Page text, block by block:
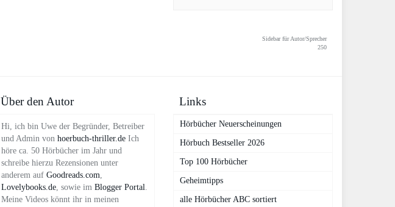
Sidebar für Autor/Sprecher
250
Über den Autor
Hi, ich bin Uwe der Begründer, Betreiber
und Admin von hoerbuch-thriller.de Ich
höre ca. 50 Hörbücher im Jahr und
schreibe hierzu Rezensionen unter
anderem auf Goodreads.com,
Lovelybooks.de, sowie im Blogger Portal.
Meine Videos könnt ihr in meinen
Links
Hörbücher Neuerscheinungen
Hörbuch Bestseller 2026
Top 100 Hörbücher
Geheimtipps
alle Hörbücher ABC sortiert